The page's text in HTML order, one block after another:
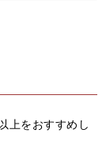
上をおすすめし